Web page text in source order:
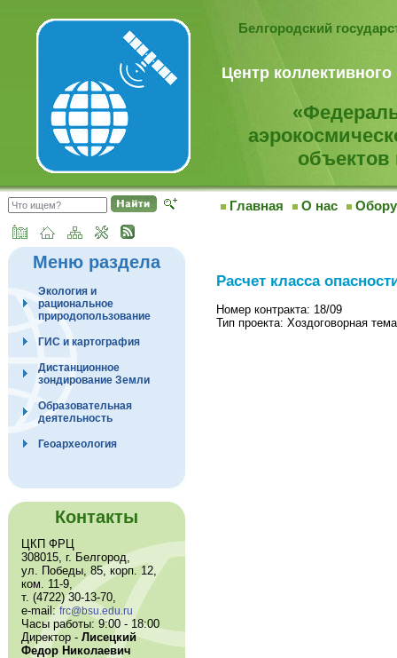
Белгородский
Центр
объектов
Главная О нас
Меню раздела
Экология и
рациональное
природопользование
ГИС и картография
Дистанционное
зондирование Земли
Образовательная
деятельность
Геоархеология
Контакты
ЦКП ФРЦ
308015, г. Белгород,
ул. Победы, 85, корп. 12,
ком. 11-9,
т. (4722) 30-13-70,
e-mail:frc@bsu.edu.ru
Часы работы: 9:00 - 18:00
Директор - Лисецкий
Федор Николаевич
Расчет класса
Номер контракта: 18/09
Тип проекта: Хоздоговорная тема